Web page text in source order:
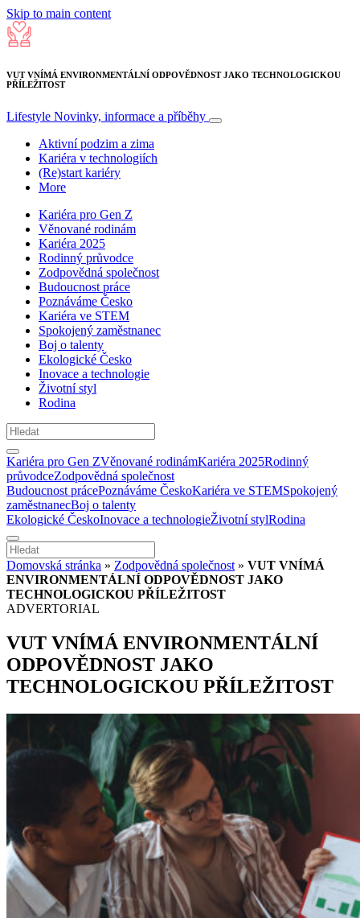
Skip to main content
VUT VNÍMÁ ENVIRONMENTÁLNÍ ODPOVĚDNOST JAKO TECHNOLOGICKOU
PŘÍLEŽITOST
Lifestyle Novinky, informace a příběhy
Aktivní podzim a zima
Kariéra v technologiích
(Re)start kariéry
More
Kariéra pro Gen Z
Věnované rodinám
Kariéra 2025
Rodinný průvodce
Zodpovědná společnost
Budoucnost práce
Poznáváme Česko
Kariéra ve STEM
Spokojený zaměstnanec
Boj o talenty
Ekologické Česko
Inovace a technologie
Životní styl
Rodina
Kariéra pro Gen ZVěnované rodinámKariéra 2025Rodinný
průvodceZodpovědná společnost
Budoucnost prácePoznáváme ČeskoKariéra ve STEMSpokojený
zaměstnanecBoj o talenty
Ekologické ČeskoInovace a technologieŽivotní stylRodina
Domovská stránka » Zodpovědná společnost » VUT VNÍMÁ
ENVIRONMENTÁLNÍ ODPOVĚDNOST JAKO
TECHNOLOGICKOU PŘÍLEŽITOST
ADVERTORIAL
VUT VNÍMÁ ENVIRONMENTÁLNÍ
ODPOVĚDNOST JAKO
TECHNOLOGICKOU PŘÍLEŽITOST